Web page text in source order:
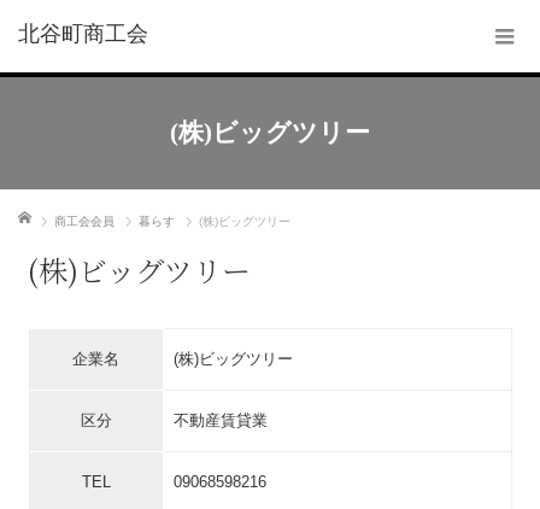
北谷町商工会
(株)ビッグツリー
ホーム 商工会会員 暮らす (株)ビッグツリー
(株)ビッグツリー
企業名 (株)ビッグツリー
区分 不動産賃貸業
TEL 09068598216